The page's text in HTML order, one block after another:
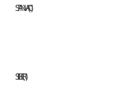
STANVAC1
STILKER1